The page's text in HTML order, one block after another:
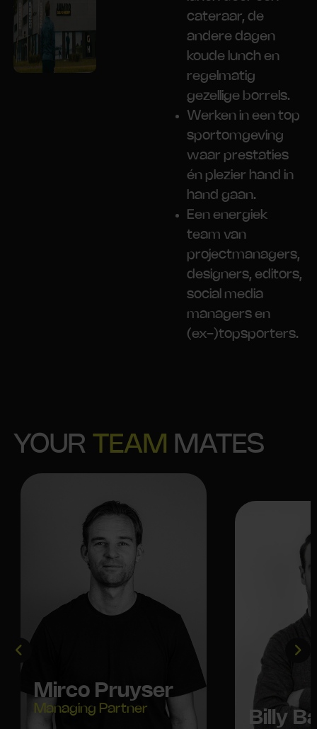
cateraar, de
andere dagen
koude lunch en
regelmatig
gezellige borrels.
Werken in een top
sportomgeving
waar prestaties
én plezier hand in
hand gaan.
Een energiek
team van
projectmanagers,
designers, editors,
social media
managers en
(ex-)topsporters.
YOUR TEAM MATES
Mirco Pruyser
Managing Partner Billy